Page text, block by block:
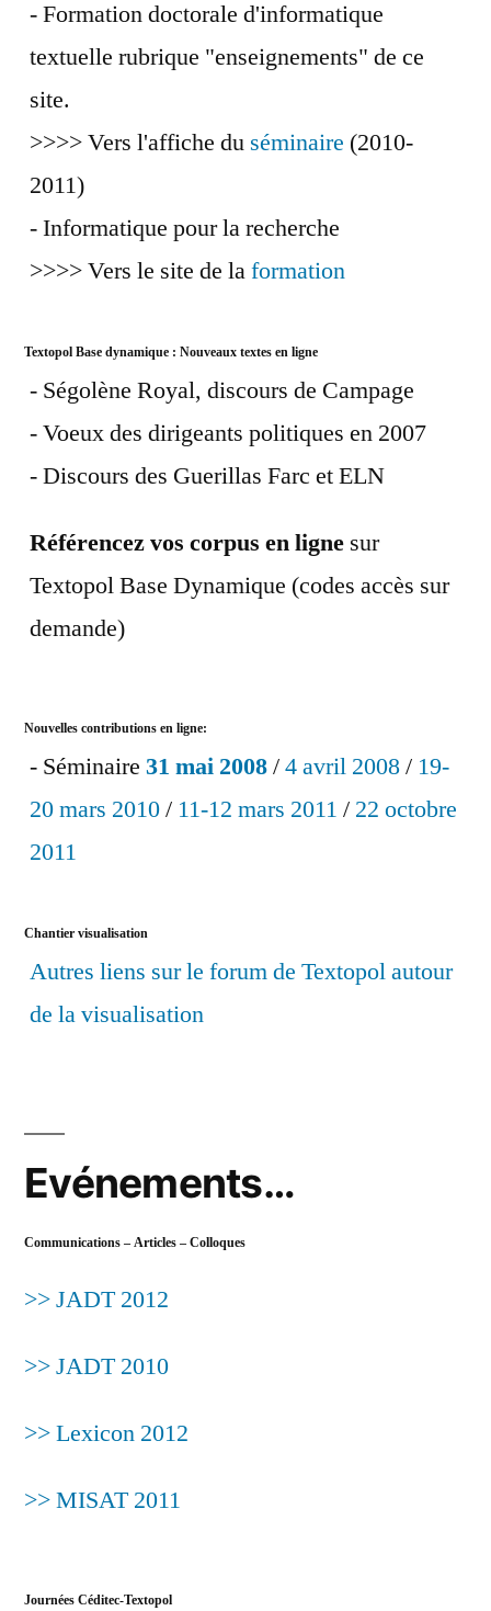
- Formation doctorale d'informatique
textuelle rubrique "enseignements" de ce
site.
>>>> Vers l'affiche du séminaire (2010-
2011)
- Informatique pour la recherche
>>>> Vers le site de laformation
Textopol Base dynamique : Nouveaux textes en ligne
- Ségolène Royal, discours de Campage
- Voeux des dirigeants politiques en 2007
- Discours des Guerillas Farc et ELN
Référencez vos corpus en ligne sur
Textopol Base Dynamique (codes accès sur
demande)
Nouvelles contributions en ligne:
- Séminaire 31 mai 2008/4 avril 2008/ 19-
20 mars 2010/ 11-12 mars 2011 / 22 octobre
2011
Chantier visualisation
Autres liens sur le forum de Textopol autour
de la visualisation
Evénements…
Communications – Articles – Colloques
>> JADT 2012
>> JADT 2010
>> Lexicon 2012
>> MISAT 2011
Journées Céditec-Textopol